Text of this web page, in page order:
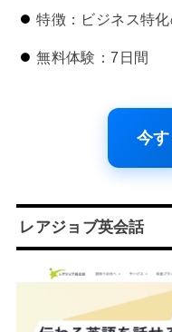
特徴：ビジネス特
無料体験：7日間
今
レアジョブ英会話